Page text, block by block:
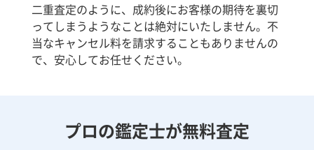
二重査定のように、成約後にお客様の期待を裏切
ってしまうようなことは絶対にいたしません。不
当なキャンセル料を請求することもありませんの
で、安心してお任せください。
プロの鑑定士が無料査定